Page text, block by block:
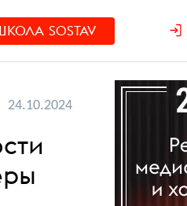
SOSTAV
24.10.2024